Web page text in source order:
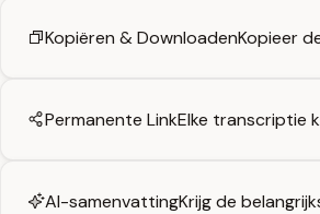
Kopiëren & DownloadenKopieer
Permanente LinkElke transcriptie
AI-samenvattingKrijg de